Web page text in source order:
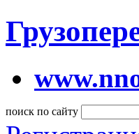
поиск по сайту